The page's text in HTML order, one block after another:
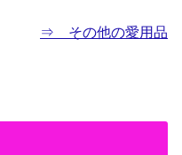
⇒ その他の愛用品